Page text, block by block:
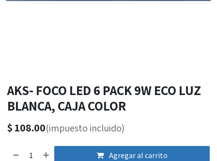
AKS- FOCO LED 6 PACK 9W ECO LUZ
BLANCA, CAJA COLOR
$ 108.00(impuesto incluido)
Agregar al carrito